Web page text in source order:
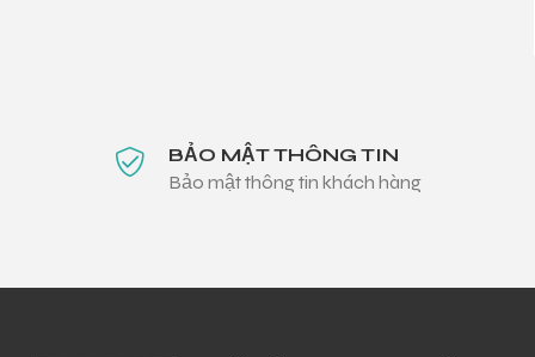
BẢO MẬT THÔNG TIN
Bảo mật thông tin khách hàng